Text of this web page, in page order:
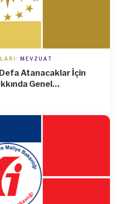
MEVZUAT
Atanacaklar İçin
Genel
Yapılmasına Dair